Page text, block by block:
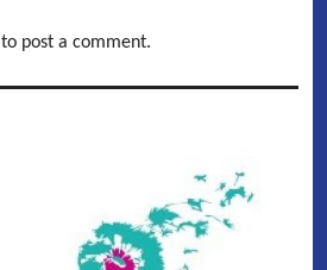
to post a comment.